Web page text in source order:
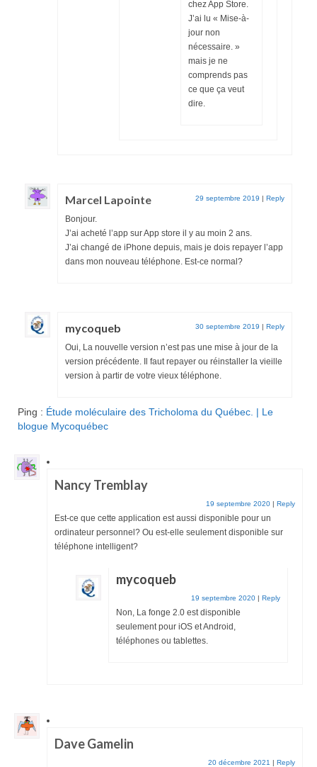
chez App Store.
J’ai lu « Mise-à-
jour non
nécessaire. »
mais je ne
comprends pas
ce que ça veut
dire.
Marcel Lapointe 29 septembre 2019 | Reply
Bonjour.
J’ai acheté l’app sur App store il y au moin 2 ans.
J’ai changé de iPhone depuis, mais je dois repayer l’app
dans mon nouveau téléphone. Est-ce normal?
mycoqueb 30 septembre 2019 | Reply
Oui, La nouvelle version n’est pas une mise à jour de la
version précédente. Il faut repayer ou réinstaller la vieille
version à partir de votre vieux téléphone.
Ping : Étude moléculaire des Tricholoma du Québec. | Le
blogue Mycoquébec
Nancy Tremblay
19 septembre 2020 | Reply
Est-ce que cette application est aussi disponible pour un
ordinateur personnel? Ou est-elle seulement disponible sur
téléphone intelligent?
mycoqueb
19 septembre 2020 | Reply
Non, La fonge 2.0 est disponible
seulement pour iOS et Android,
téléphones ou tablettes.
Dave Gamelin
20 décembre 2021 | Reply